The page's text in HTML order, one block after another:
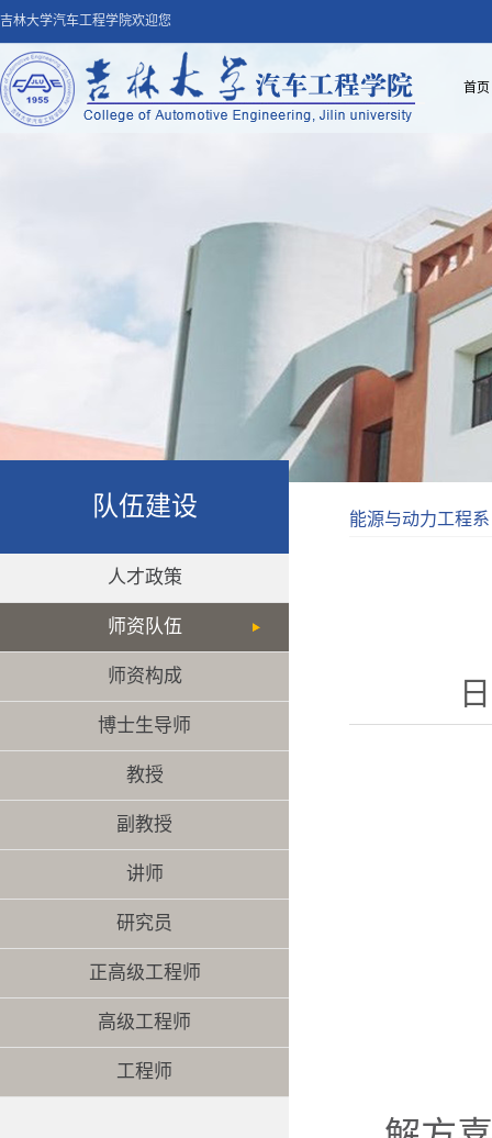
吉林大学汽车工程学院欢迎您
首页
队伍建设
人才政策
师资队伍
师资构成
博士生导师
教授
副教授
讲师
研究员
正高级工程师
高级工程师
工程师
能源与动力工程系